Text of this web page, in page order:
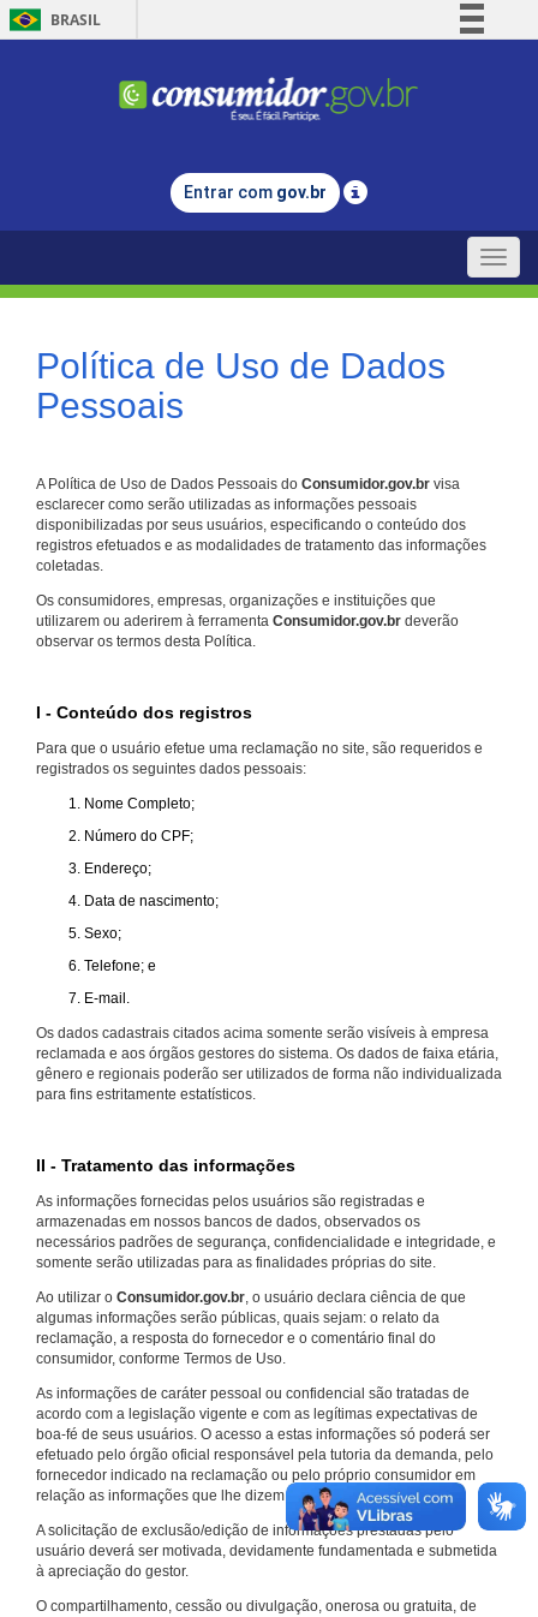
BRASIL
Comunica BR
Legislação
Entrar com gov.br
Toggle
Política de Uso de Dados
Pessoais
A Política de Uso de Dados Pessoais do Consumidor.gov.br visa
esclarecer como serão utilizadas as informações pessoais
disponibilizadas por seus usuários, especificando o conteúdo dos
registros efetuados e as modalidades de tratamento das informações
coletadas.
Os consumidores, empresas, organizações e instituições que
utilizarem ou aderirem à ferramenta Consumidor.gov.br deverão
observar os termos desta Política.
I - Conteúdo dos registros
Para que o usuário efetue uma reclamação no site, são requeridos e
registrados os seguintes dados pessoais:
Nome Completo;
Número do CPF;
Endereço;
Data de nascimento;
Sexo;
Telefone; e
E-mail.
Os dados cadastrais citados acima somente serão visíveis à empresa
reclamada e aos órgãos gestores do sistema. Os dados de faixa etária,
gênero e regionais poderão ser utilizados de forma não individualizada
para fins estritamente estatísticos.
II - Tratamento das informações
As informações fornecidas pelos usuários são registradas e
armazenadas em nossos bancos de dados, observados os
necessários padrões de segurança, confidencialidade e integridade, e
somente serão utilizadas para as finalidades próprias do site.
Ao utilizar o Consumidor.gov.br, o usuário declara ciência de que
algumas informações serão públicas, quais sejam: o relato da
reclamação, a resposta do fornecedor e o comentário final do
consumidor, conforme Termos de Uso.
As informações de caráter pessoal ou confidencial são tratadas de
acordo com a legislação vigente e com as legítimas expectativas de
boa-fé de seus usuários. O acesso a estas informações só poderá ser
efetuado pelo órgão oficial responsável pela tutoria da demanda, pelo
fornecedor indicado na reclamação ou pelo próprio consumidor em
relação as informações que lhe dizem respeito.
A solicitação de exclusão/edição de informações prestadas pelo
usuário deverá ser motivada, devidamente fundamentada e submetida
à apreciação do gestor.
O compartilhamento, cessão ou divulgação, onerosa ou gratuita, de